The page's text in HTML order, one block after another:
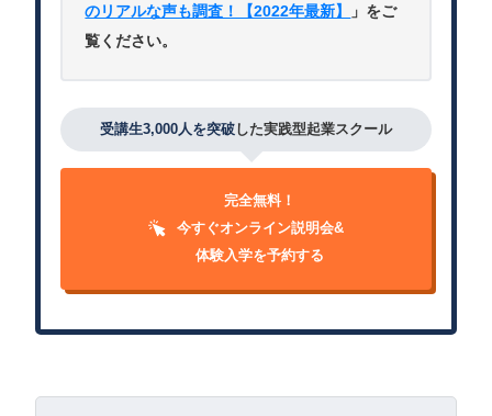
のリアルな声も調査！【2022年最新】
」をご
覧ください。
受講生3,000人を突破 した実践型起業スクール
完全無料！
今すぐオンライン説明会&
体験入学を予約する